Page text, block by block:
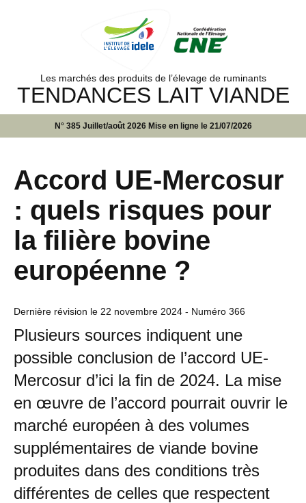
Les marchés des produits de l’élevage de ruminants
TENDANCES LAIT VIANDE
N° 385 Juillet/août 2026 Mise en ligne le 21/07/2026
Accord UE-Mercosur
: quels risques pour
la filière bovine
européenne ?
Dernière révision le 22 novembre 2024 - Numéro 366
Plusieurs sources indiquent une
possible conclusion de l’accord UE-
Mercosur d’ici la fin de 2024. La mise
en œuvre de l’accord pourrait ouvrir le
marché européen à des volumes
supplémentaires de viande bovine
produites dans des conditions très
différentes de celles que respectent